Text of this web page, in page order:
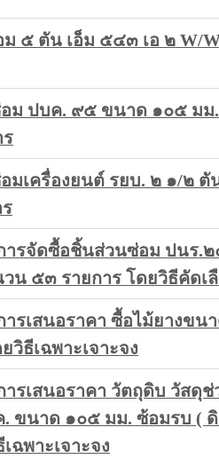
ม ๕ ตัน เอ็ม ๕๔๓ เอ ๒ W/
ม ปบค. ๙๕ ขนาด ๑๐๕ มม.
เครื่องยนต์ รยบ. ๒ ๑/๒ ตั
ารจัดซื้อชิ้นส่วนซ่อม ปนร.
น ๕๓ รายการ โดยวิธีคัดเ
รเสนอราคา ซื้อไม้ยางข
ธีเฉพาะเจาะจง
รเสนอราคา วัตถุดิบ วัสดุ
. ขนาด ๑๐๕ มม. ซ้อมรบ (
ฉพาะเจาะจง